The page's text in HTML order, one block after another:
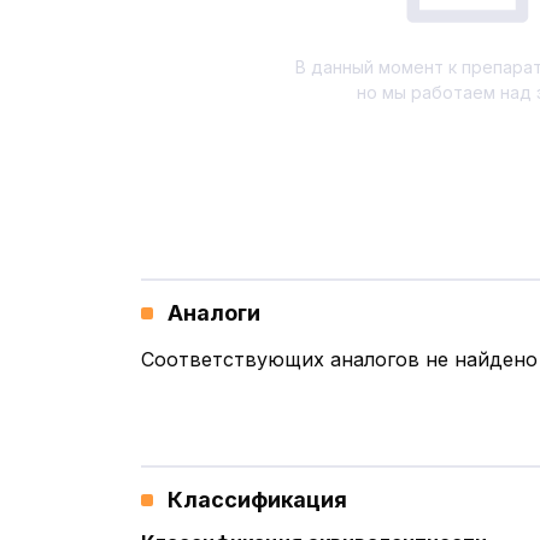
В данный момент к
но мы работаем над
Аналоги
Соответствующих аналогов не найдено
Классификация